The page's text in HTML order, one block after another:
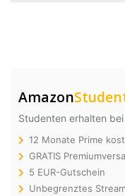
Amazon
Studenten erhalten
12 Monate Prime
GRATIS
5 EUR-Gutschein
Unbegrenztes